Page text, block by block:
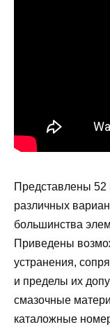
Представлены 52
различных
большинства
Приведены
устранения,
и пределы их
смазочные
каталожные